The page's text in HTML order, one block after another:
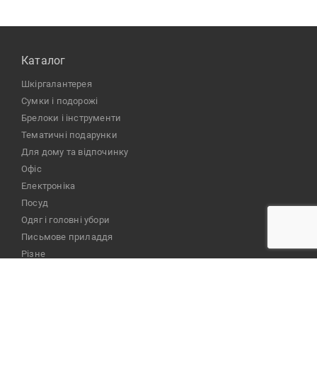
Каталог
шкіргалантерея
сумки і подорожі
брелоки і інструменти
тематичні подарунки
для дому та відпочинку
офіс
електроніка
посуд
одяг і головні убори
письмове приладдя
різне